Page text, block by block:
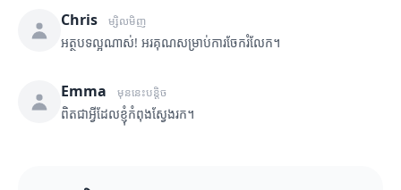
Chris ម្សិលមិញ
អត្ថបទល្អណាស់! អរគុណសម្រាប់ការចែករំលែក។
Emma មុននេះបន្តិច
ពិតជាអ្វីដែលខ្ញុំកំពុងស្វែងរក។